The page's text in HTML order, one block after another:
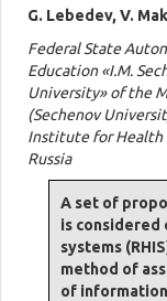
G. Lebedev, V.
Federal State
Education «I.M.
University» of the
(Sechenov
Institute for Health
Russia
A set of
is considered
systems
method of
of